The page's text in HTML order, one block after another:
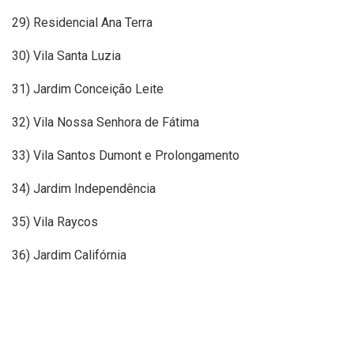
29) Residencial Ana Terra
30) Vila Santa Luzia
31) Jardim Conceição Leite
32) Vila Nossa Senhora de Fátima
33) Vila Santos Dumont e Prolongamento
34) Jardim Independência
35) Vila Raycos
36) Jardim Califórnia